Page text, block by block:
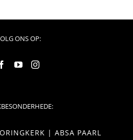
ONS OP:
| ABSA PAARL